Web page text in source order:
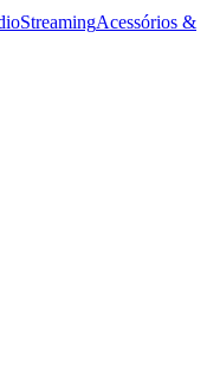
StreamingAcessórios &